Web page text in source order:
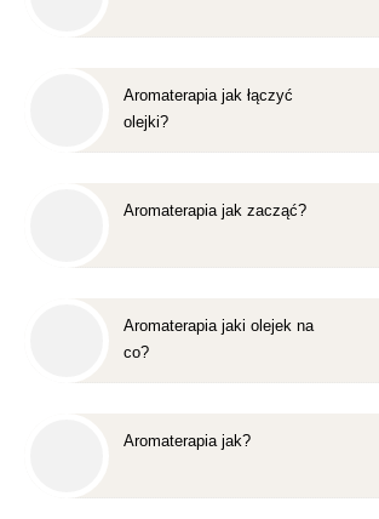
Aromaterapia jak łączyć
olejki?
Aromaterapia jak zacząć?
Aromaterapia jaki olejek na
co?
Aromaterapia jak?